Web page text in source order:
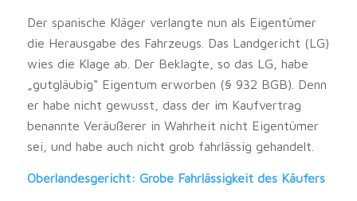
Der spanische Kläger verlangte nun als Eigentümer
die Herausgabe des Fahrzeugs. Das Landgericht (LG)
wies die Klage ab. Der Beklagte, so das LG, habe
„gutgläubig“ Eigentum erworben (§ 932 BGB). Denn
er habe nicht gewusst, dass der im Kaufvertrag
benannte Veräußerer in Wahrheit nicht Eigentümer
sei, und habe auch nicht grob fahrlässig gehandelt.
Oberlandesgericht: Grobe Fahrlässigkeit des Käufers